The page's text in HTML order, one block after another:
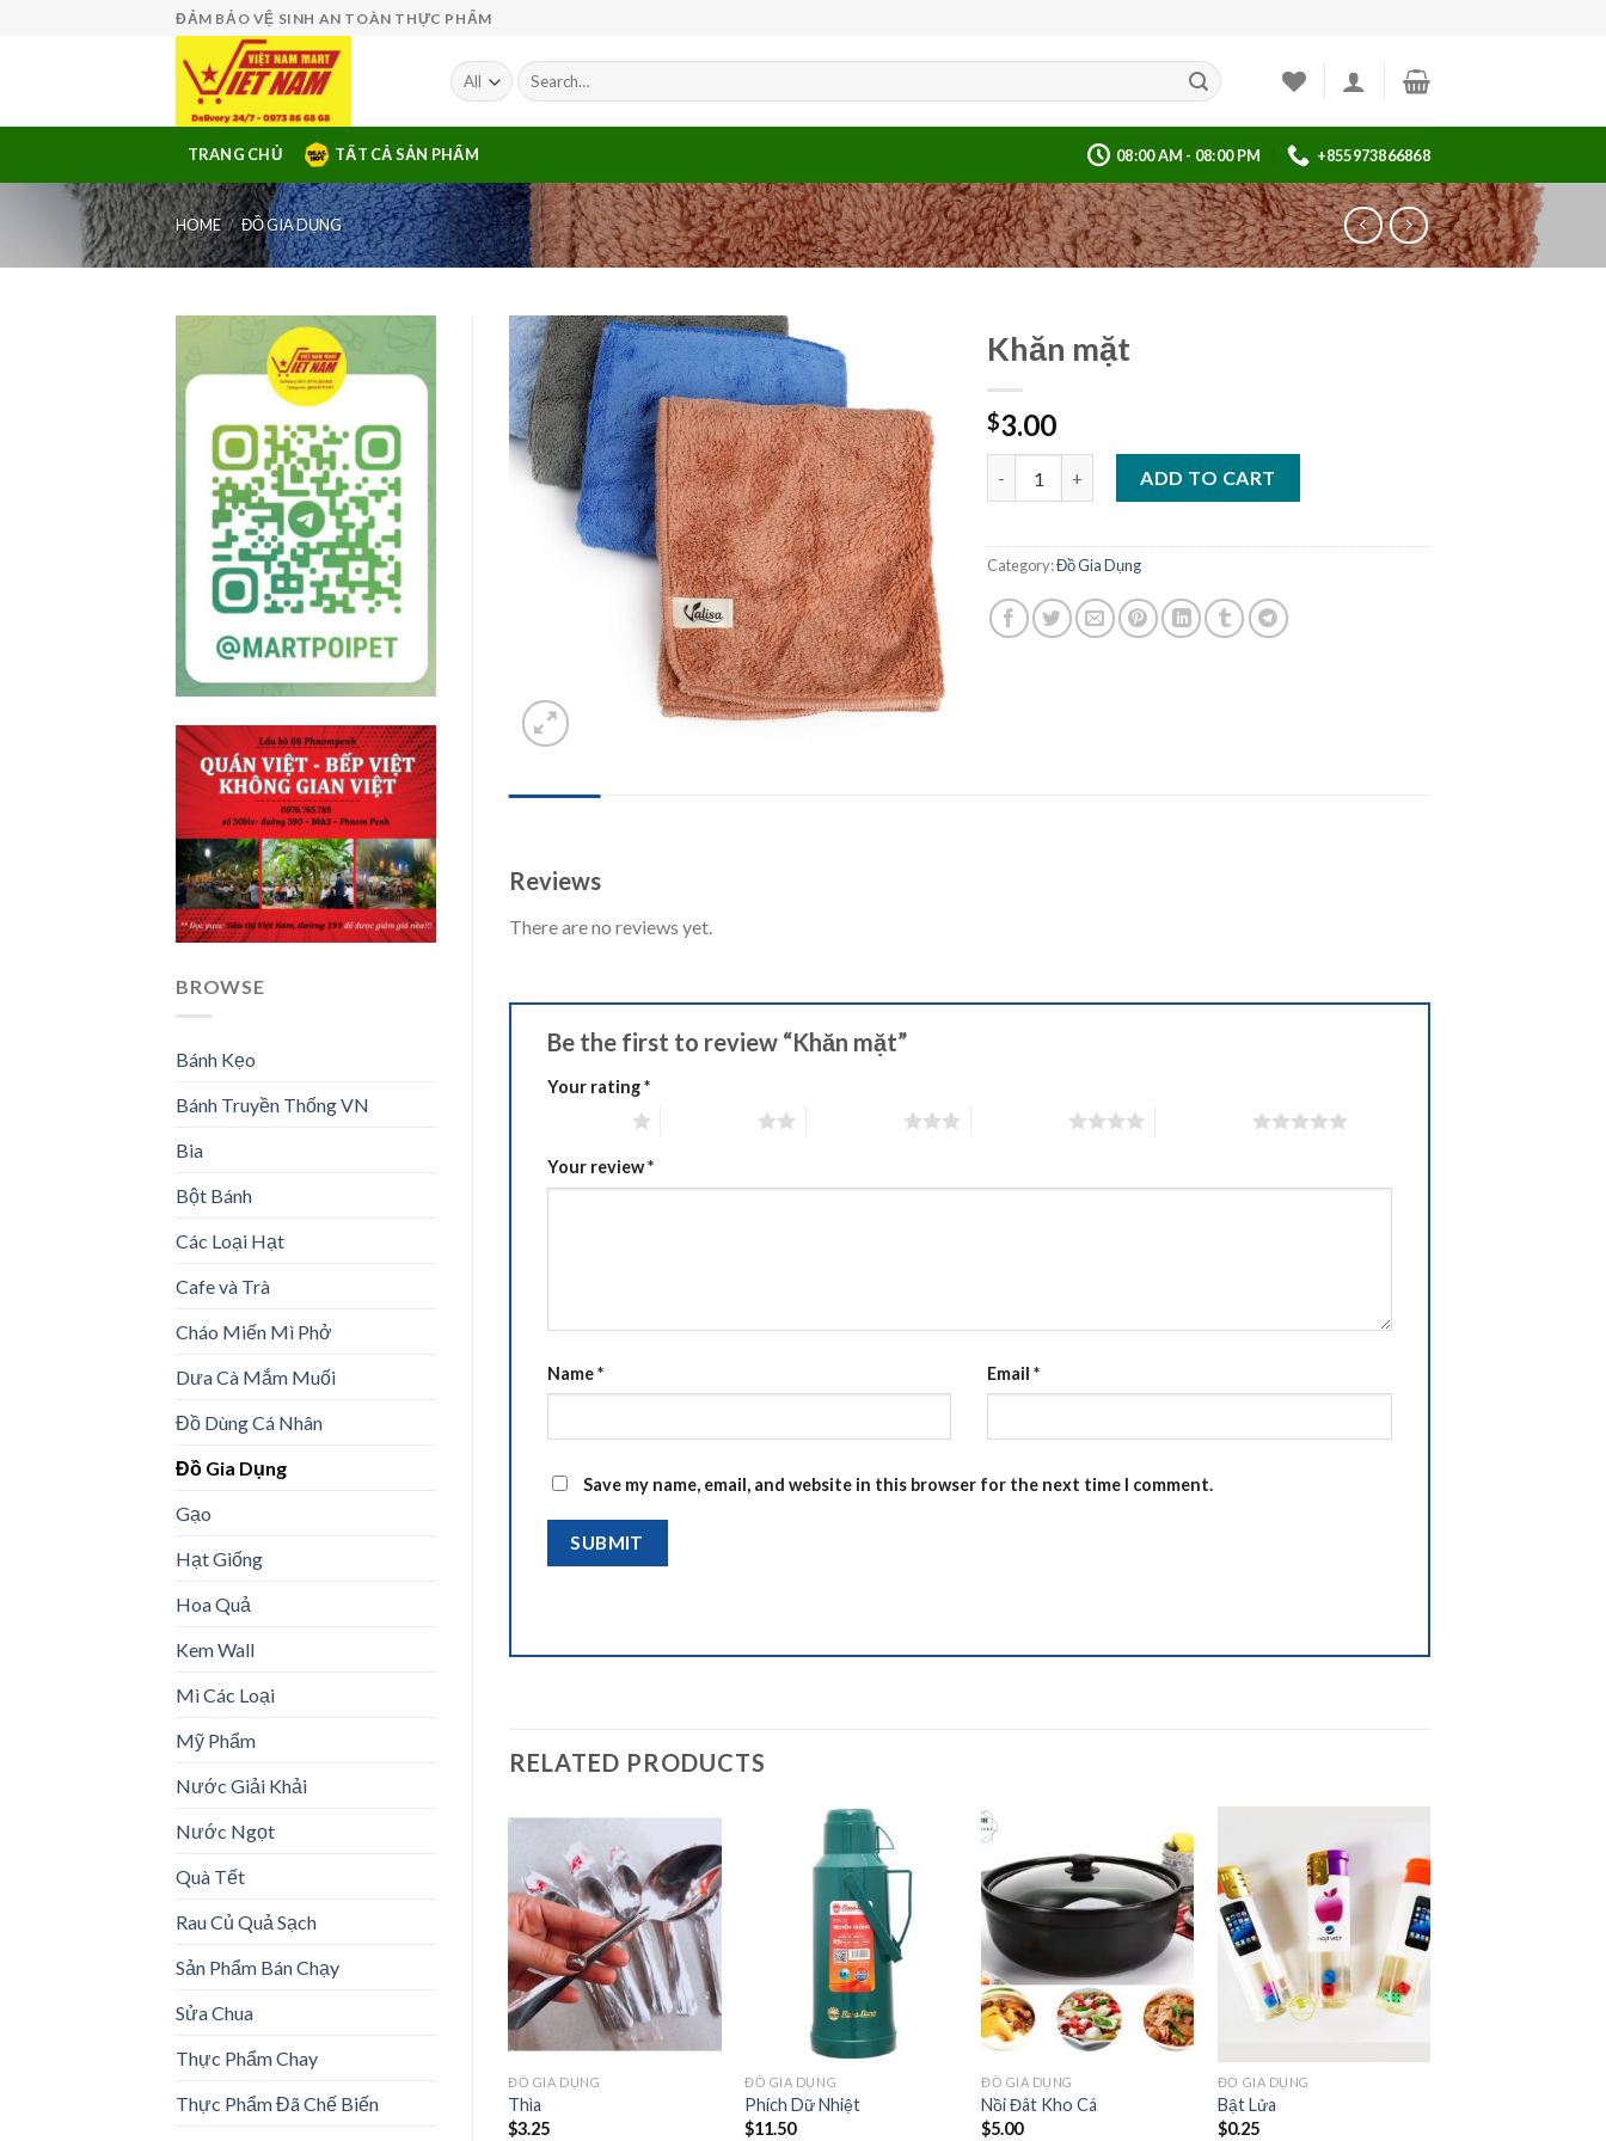
ĐẢM BẢO VỆ SINH AN TOÀN THỰC PHẨM
Search
for:
TRANG CHỦ TẤT CẢ SẢN PHẨM 08:00 AM - 08:00 PM +855973866868
HOME / ĐỒ GIA DỤNG
BROWSE
Bánh Kẹo
Bánh Truyền Thống VN
Bia
Bột Bánh
Các Loại Hạt
Cafe và Trà
Cháo Miến Mì Phở
Dưa Cà Mắm Muối
Đồ Dùng Cá Nhân
Đồ Gia Dụng
Gạo
Hạt Giống
Hoa Quả
Kem Wall
Mì Các Loại
Mỹ Phẩm
Nước Giải Khải
Nước Ngọt
Quà Tết
Rau Củ Quả Sạch
Sản Phẩm Bán Chạy
Sửa Chua
Thực Phẩm Chay
Thực Phẩm Đã Chế Biến
Add to
wishlist
Khăn mặt
$3.00
ADD TO CART
Category:Đồ Gia Dụng
Reviews
There are no reviews yet.
Be the first to review “Khăn mặt”
Your rating*
Your review*
Name* Email*
Save my name, email, and website in this browser for the next time I comment.
RELATED PRODUCTS
Add to
wishlist
ĐỒ GIA DỤNG
Thìa
$3.25
Add to
wishlist
ĐỒ GIA DỤNG
Phích Dữ Nhiệt
$11.50
Add to
wishlist
ĐỒ GIA DỤNG
Nồi Đât Kho Cá
$5.00
wishlist
ĐỒ GIA DỤNG
Bật Lửa
$0.25
Add to
wishlist
Môi